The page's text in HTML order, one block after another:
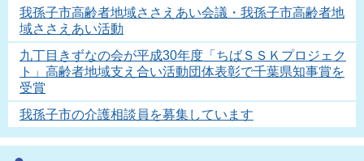
我孫子市高齢者地域ささえあい会議・我孫子市高齢者地
域ささえあい活動
九丁目きずなの会が平成30年度「ちばＳＳＫプロジェク
ト」高齢者地域支え合い活動団体表彰で千葉県知事賞を
受賞
我孫子市の介護相談員を募集しています